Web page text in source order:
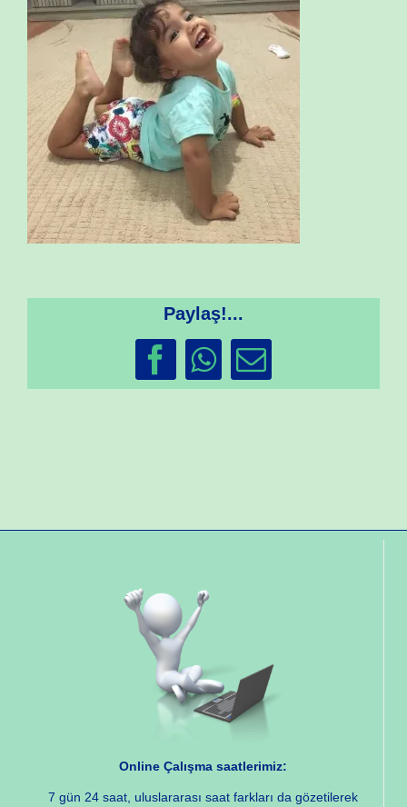
Paylaş!...
Facebook
WhatsApp
Email
Online Çalışma saatlerimiz:
7 gün 24 saat, uluslararası saat farkları da gözetilerek